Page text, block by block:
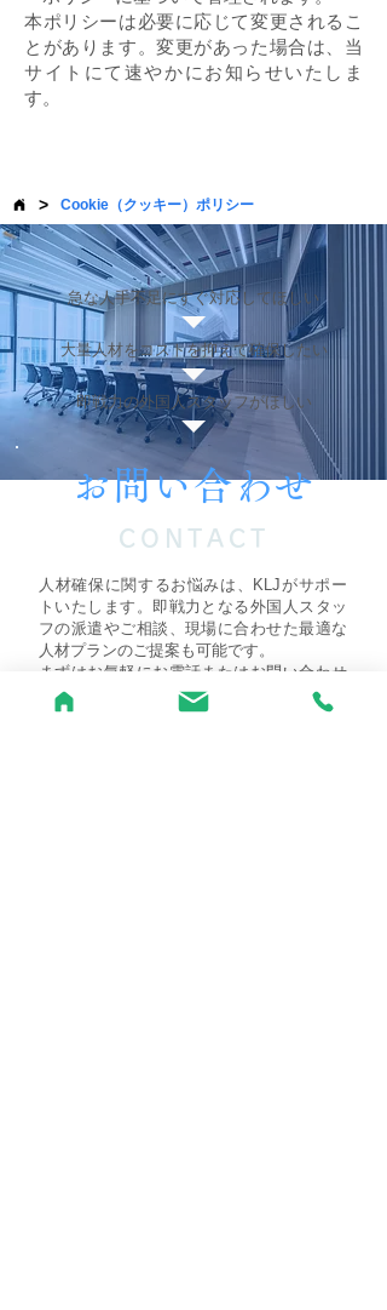
本ポリシーは必要に応じて変更されるこ
とがあります。変更があった場合は、当
サイトにて速やかにお知らせいたしま
す。
> Cookie（クッキー）ポリシー
急な人手不足にすぐ対応してほしい
大量人材をコストを抑えて確保したい
即戦力の外国人スタッフがほしい
CONTACT
お問い合わせ
人材確保に関するお悩みは、KLJがサポー
トいたします。即戦力となる外国人スタッ
フの派遣やご相談、現場に合わせた最適な
人材プランのご提案も可能です。
まずはお気軽にお電話またはお問い合わせ
フォームからご相談ください。